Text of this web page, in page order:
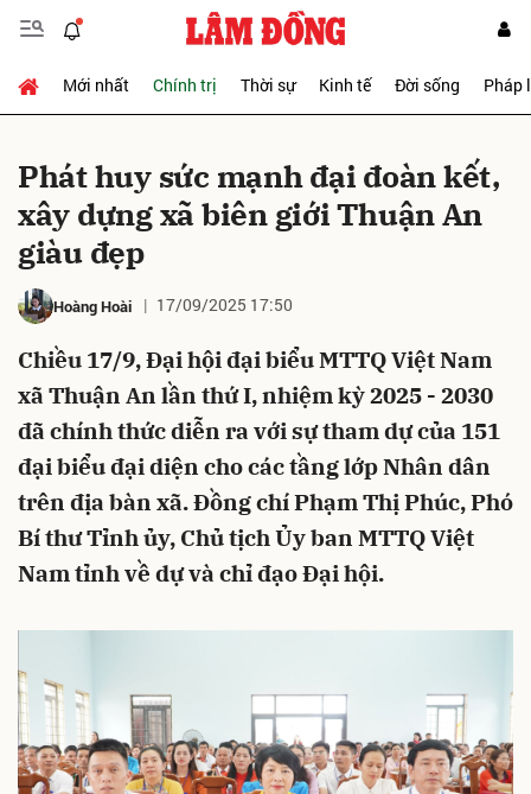
Mới nhất Chính trị Thời sự Kinh tế Đời sống Pháp
Phát huy sức mạnh đại đoàn kết,
xây dựng xã biên giới Thuận An
giàu đẹp
Hoàng Hoài 17/09/2025 17:50
Chiều 17/9, Đại hội đại biểu MTTQ Việt Nam
xã Thuận An lần thứ I, nhiệm kỳ 2025 - 2030
đã chính thức diễn ra với sự tham dự của 151
đại biểu đại diện cho các tầng lớp Nhân dân
trên địa bàn xã. Đồng chí Phạm Thị Phúc, Phó
Bí thư Tỉnh ủy, Chủ tịch Ủy ban MTTQ Việt
Nam tỉnh về dự và chỉ đạo Đại hội.
Gửi bình luận
Hủy Gửi